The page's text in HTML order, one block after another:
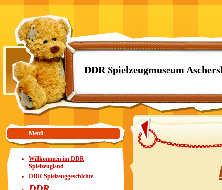
DDR Spielzeugmuseum
Menü
Willkommen im DDR
Spielzeugland
DDR Spielzeuggeschichte